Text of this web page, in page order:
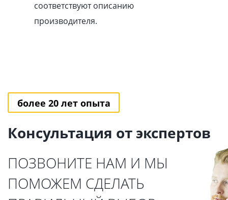
соответствуют описанию
производителя.
более 20 лет опыта
Консультация от экспертов
ПОЗВОНИТЕ НАМ И МЫ
ПОМОЖЕМ СДЕЛАТЬ